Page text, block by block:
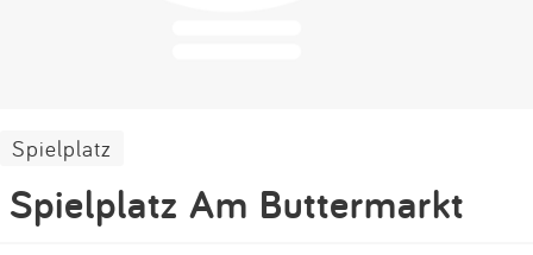
Spielplatz
Spielplatz Am Buttermarkt